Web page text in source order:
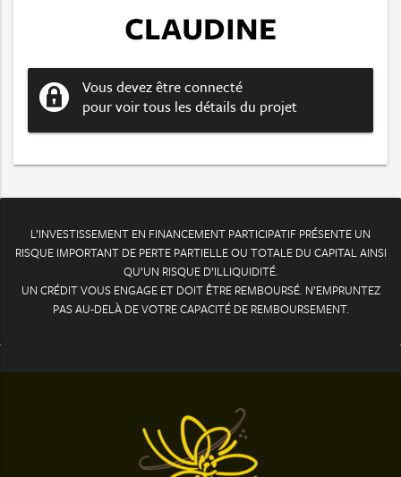
Vous devez être connecté
pour voir tous les détails du projet
L’INVESTISSEMENT EN FINANCEMENT PARTICIPATIF PRÉSENTE UN
RISQUE IMPORTANT DE PERTE PARTIELLE OU TOTALE DU CAPITAL AINSI
QU’UN RISQUE D’ILLIQUIDITÉ.
UN CRÉDIT VOUS ENGAGE ET DOIT ÊTRE REMBOURSÉ. N’EMPRUNTEZ
PAS AU-DELÀ DE VOTRE CAPACITÉ DE REMBOURSEMENT.